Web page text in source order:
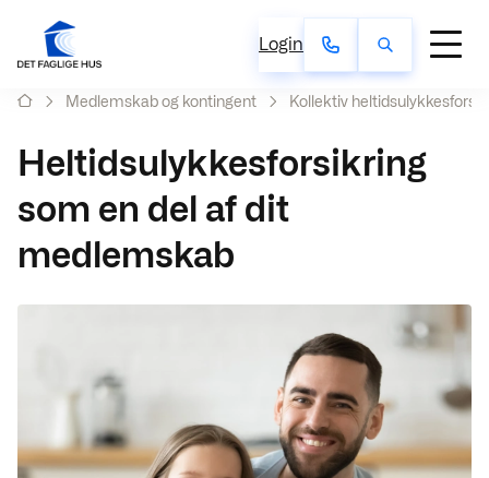
Login
Medlemskab og kontingent Kollektiv
Heltidsulykkesforsikring
som en del af dit
medlemskab